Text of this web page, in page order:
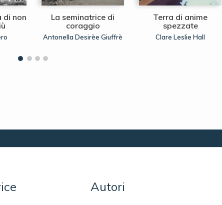
di non
La seminatrice di
coraggio
Antonella Desirèe Giuffrè
Terra di anime
spezzate
Clare Leslie Hall
Autori